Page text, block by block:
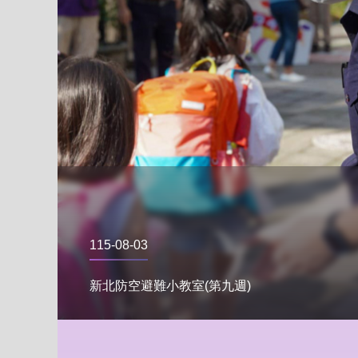
115-08-03
新北防空避難小教室(第九週)